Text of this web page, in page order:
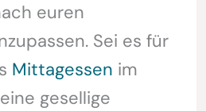
euren
Sei es für
Mittagessen im
gesellige